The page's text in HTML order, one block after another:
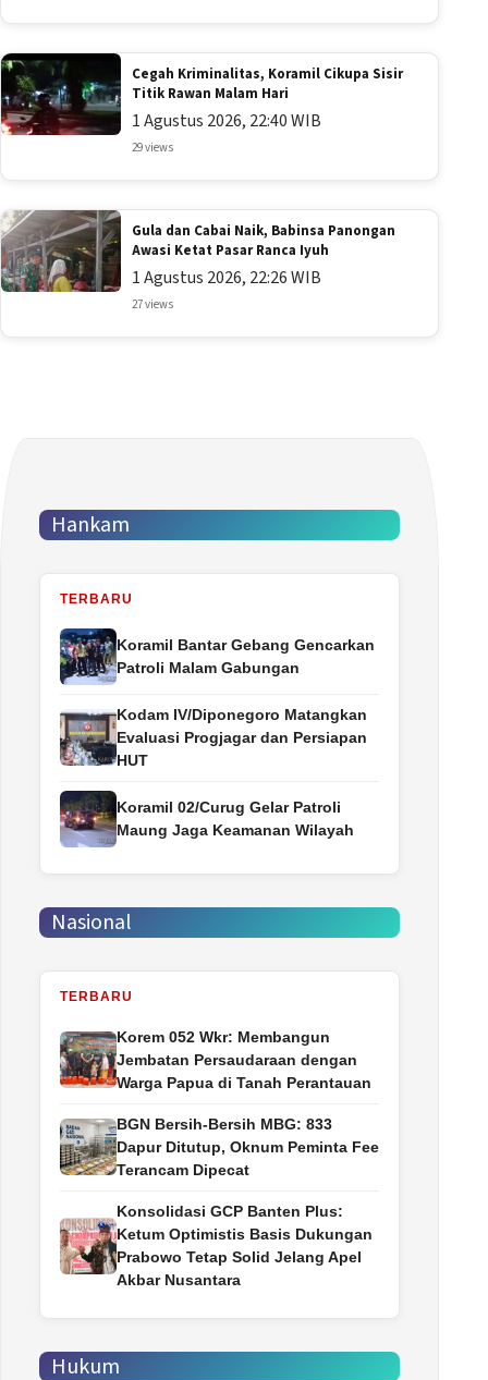
Cegah Kriminalitas, Koramil Cikupa Sisir
Titik Rawan Malam Hari
1 Agustus 2026, 22:40 WIB
29 views
Gula dan Cabai Naik, Babinsa Panongan
Awasi Ketat Pasar Ranca Iyuh
1 Agustus 2026, 22:26 WIB
27 views
Hankam
TERBARU
Koramil Bantar Gebang Gencarkan
Patroli Malam Gabungan
Kodam IV/Diponegoro Matangkan
Evaluasi Progjagar dan Persiapan
HUT
Koramil 02/Curug Gelar Patroli
Maung Jaga Keamanan Wilayah
Nasional
TERBARU
Korem 052 Wkr: Membangun
Jembatan Persaudaraan dengan
Warga Papua di Tanah Perantauan
BGN Bersih-Bersih MBG: 833
Dapur Ditutup, Oknum Peminta Fee
Terancam Dipecat
Konsolidasi GCP Banten Plus:
Ketum Optimistis Basis Dukungan
Prabowo Tetap Solid Jelang Apel
Akbar Nusantara
Hukum